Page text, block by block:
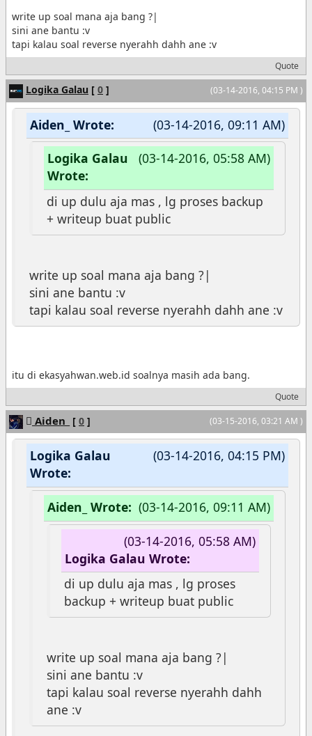
write up soal mana aja bang ?|
sini ane bantu :v
tapi kalau soal reverse nyerahh dahh ane :v
Quote
(03-14-2016, 04:15 PM )
Logika Galau [ 0 ]
(03-14-2016, 09:11 AM)
Aiden_ Wrote:
(03-14-2016, 05:58 AM)
Logika Galau
Wrote:
di up dulu aja mas , lg proses backup
+ writeup buat public
write up soal mana aja bang ?|
sini ane bantu :v
tapi kalau soal reverse nyerahh dahh ane :v
itu di ekasyahwan.web.id soalnya masih ada bang.
Quote
(03-15-2016, 03:21 AM )
Aiden_ [ 0 ]
(03-14-2016, 04:15 PM)
Logika Galau
Wrote:
(03-14-2016, 09:11 AM)
Aiden_ Wrote:
(03-14-2016, 05:58 AM)
Logika Galau Wrote:
di up dulu aja mas , lg proses
backup + writeup buat public
write up soal mana aja bang ?|
sini ane bantu :v
tapi kalau soal reverse nyerahh dahh
ane :v